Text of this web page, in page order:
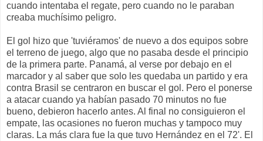
cuando intentaba el regate, pero cuando no le paraban
creaba muchísimo peligro.
El gol hizo que 'tuviéramos' de nuevo a dos equipos sobre
el terreno de juego, algo que no pasaba desde el principio
de la primera parte. Panamá, al verse por debajo en el
marcador y al saber que solo les quedaba un partido y era
contra Brasil se centraron en buscar el gol. Pero el ponerse
a atacar cuando ya habían pasado 70 minutos no fue
bueno, debieron hacerlo antes. Al final no consiguieron el
empate, las ocasiones no fueron muchas y tampoco muy
claras. La más clara fue la que tuvo Hernández en el 72'. El